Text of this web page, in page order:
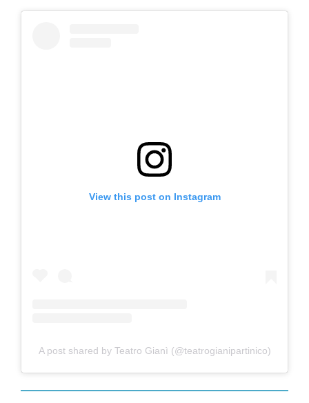
View this post on Instagram
A post shared by Teatro Gianì (@teatrogianipartinico)